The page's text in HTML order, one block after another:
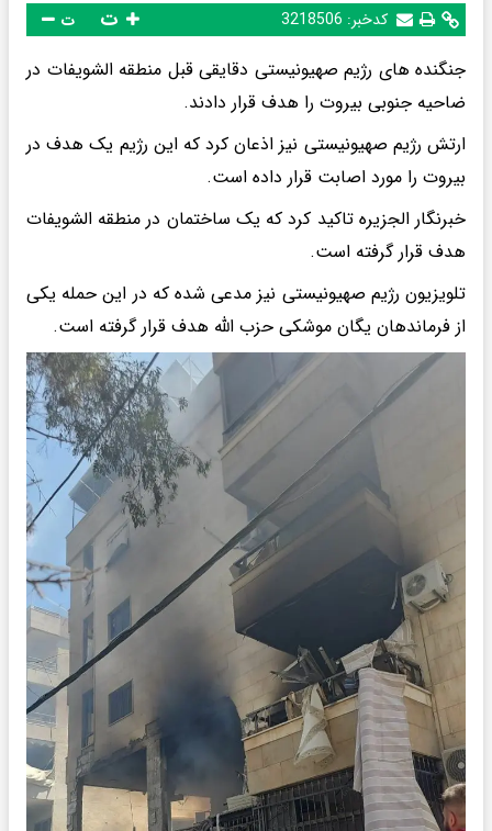
کدخبر: 3218506 ت
جنگنده های رژیم صهیونیستی دقایقی قبل منطقه الشویفات در
ضاحیه جنوبی بیروت را هدف قرار دادند.
ارتش رژیم صهیونیستی نیز اذعان کرد که این رژیم یک هدف در
بیروت را مورد اصابت قرار داده است.
خبرنگار الجزیره تاکید کرد که یک ساختمان در منطقه الشویفات
هدف قرار گرفته است.
تلویزیون رژیم صهیونیستی نیز مدعی شده که در این حمله یکی
از فرماندهان یگان موشکی حزب الله هدف قرار گرفته است.